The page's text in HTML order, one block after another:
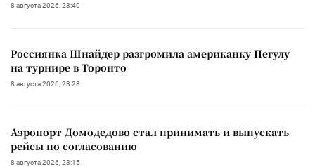
8 августа 2026, 23:40
Россиянка Шнайдер разгромила американку Пегулу
на турнире в Торонто
8 августа 2026, 23:28
Аэропорт Домодедово стал принимать и выпускать
рейсы по согласованию
8 августа 2026, 23:15